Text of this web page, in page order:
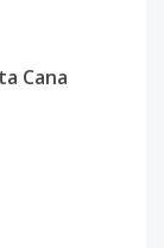
Cana